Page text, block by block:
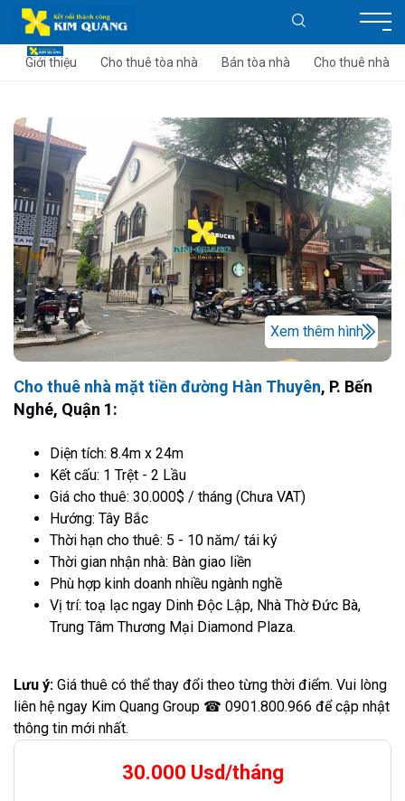
Giới thiệu Cho thuê tòa nhà Bán tòa nhà Cho thuê nhà
Xem thêm hình
Cho thuê nhà mặt tiền đường Hàn Thuyên, P. Bến
Nghé, Quận 1:
Diện tích: 8.4m x 24m
Kết cấu: 1 Trệt - 2 Lầu
Giá cho thuê: 30.000$ / tháng (Chưa VAT)
Hướng: Tây Bắc
Thời hạn cho thuê: 5 - 10 năm/ tái ký
Thời gian nhận nhà: Bàn giao liền
Phù hợp kinh doanh nhiều ngành nghề
Vị trí: toạ lạc ngay Dinh Độc Lập, Nhà Thờ Đức Bà,
Trung Tâm Thương Mại Diamond Plaza.
Lưu ý: Giá thuê có thể thay đổi theo từng thời điểm. Vui lòng
liên hệ ngay Kim Quang Group ☎ 0901.800.966 để cập nhật
thông tin mới nhất.
30.000 Usd/tháng